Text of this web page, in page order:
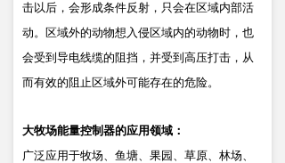
击以后，会形成条件反射，只会在区域内部活
动。区域外的动物想入侵区域内的动物时，也
会受到导电线缆的阻挡，并受到高压打击，从
而有效的阻止区域外可能存在的危险。
大牧场能量控制器的应用领域：
广泛应用于牧场、鱼塘、果园、草原、林场、